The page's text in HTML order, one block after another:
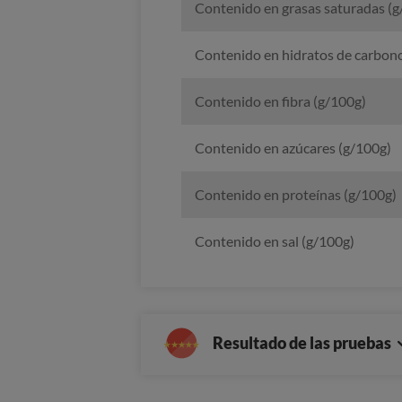
Contenido en grasas saturadas
Contenido en hidratos de
Contenido en fibra (g/100g)
Contenido en azúcares (g/100g)
Contenido en proteínas (g/100g)
Contenido en sal (g/100g)
Resultado de las pruebas